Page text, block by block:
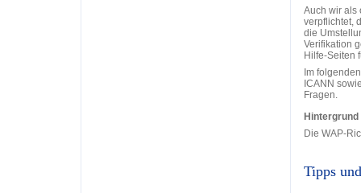
Auch wir als
verpflichtet,
die
Verifikation
Hilfe-Seiten
Im
ICANN
Fragen.
Hintergrund
Die WAP-
Tipps